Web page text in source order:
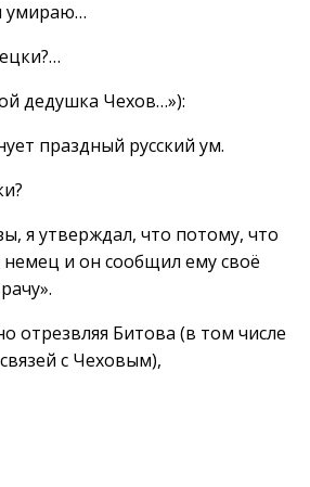
умираю…
дедушка Чехов…»):
праздный русский ум.
я утверждал, что потому, что
и он сообщил ему своё
отрезвляя Битова (в том числе
с Чеховым),